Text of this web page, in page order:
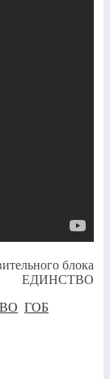
блока
ЕДИНСТВО
ГОБ